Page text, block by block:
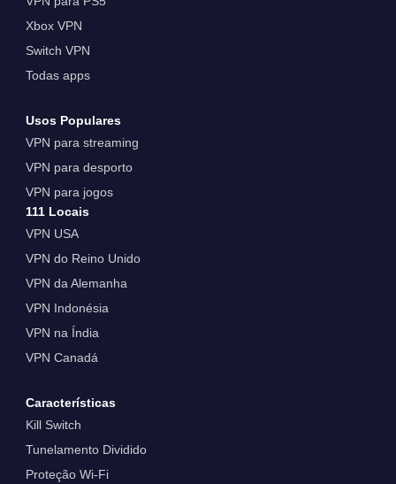
Xbox VPN
Switch VPN
Todas apps
Usos Populares
VPN para streaming
VPN para desporto
VPN para jogos
111 Locais
VPN USA
VPN do Reino Unido
VPN da Alemanha
VPN Indonésia
VPN na Índia
VPN Canadá
Características
Kill Switch
Tunelamento Dividido
Proteção Wi-Fi